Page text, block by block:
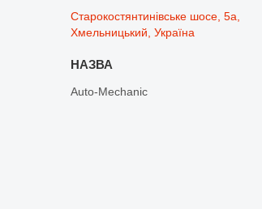
Старокостянтинівське шосе, 5а,
Хмельницький, Україна
Auto-Mechanic